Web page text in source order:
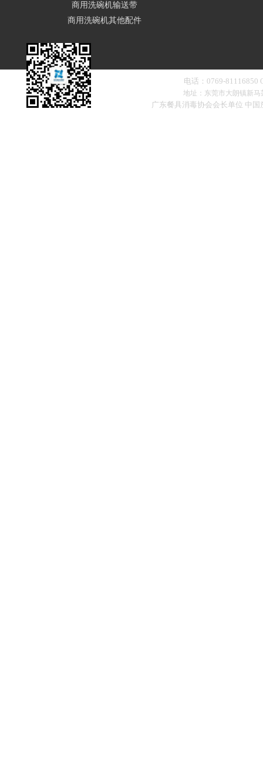
商用洗碗机输送带
商用洗碗机其他配件
电话：0769-81116850
地址：东莞市大朗镇新
广东餐具消毒协会会长单位 中